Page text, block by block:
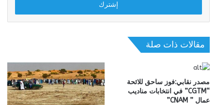
مقالات ذات صلة
مصدر نقابي:فوز ساحق للائحة
“CGTM” في انتخابات مناديب
عمال ” CNAM”